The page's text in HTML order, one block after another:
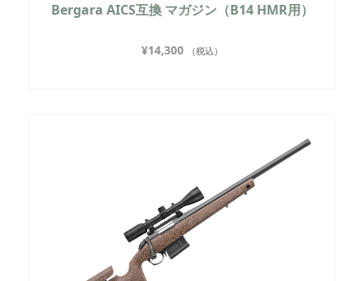
Bergara AICS互換 マガジン（B14 HMR用）
¥14,300 （税込）